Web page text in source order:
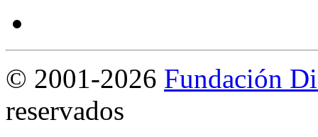
© 2001-2026 Fundación
reservados